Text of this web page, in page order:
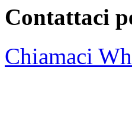
Contattaci
Chiamaci